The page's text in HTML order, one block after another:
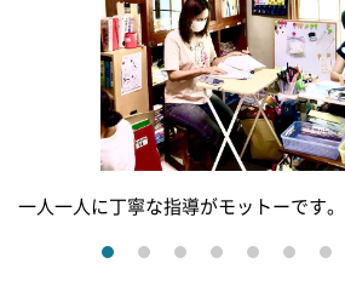
一人一人に丁寧な指導がモットーです。